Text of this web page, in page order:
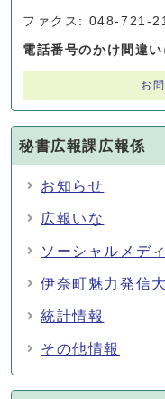
ファクス: 048-721-
電話番号のかけ間違
お
秘書広報課広報係
お知らせ
広報いな
ソーシャルメデ
伊奈町魅力発信
統計情報
その他情報